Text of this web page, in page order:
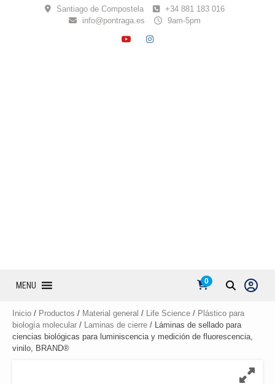
Santiago de Compostela
+34 881 183 016
info@pontraga.es
9am-5pm
YOUTUBE
INSTAGRAM
MENU 0
Inicio / Productos / Material general / Life Science / Plástico para
biología molecular / Laminas de cierre / Láminas de sellado para
ciencias biológicas para luminiscencia y medición de fluorescencia,
vinilo, BRAND®